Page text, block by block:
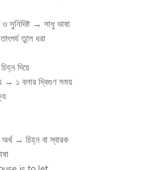
ও সুনিদিষ্ট → সাধু ভাষা
তুলে ধরা
দিয়ে
→ ১ বলার দ্বিগুণ সময়
→ চিহ্ন বা স্বারক